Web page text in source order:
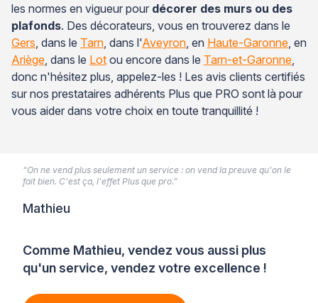
les normes en vigueur pour décorer des murs ou des
plafonds. Des décorateurs, vous en trouverez dans le
Gers, dans le Tarn, dans l'Aveyron, en Haute-Garonne, en
Ariège, dans le Lot ou encore dans le Tarn-et-Garonne,
donc n'hésitez plus, appelez-les ! Les avis clients certifiés
sur nos prestataires adhérents Plus que PRO sont là pour
vous aider dans votre choix en toute tranquillité !
Comme Mathieu, vendez vous aussi plus
qu'un service, vendez votre excellence !
“On ne vend plus seulement un service : on vend la preuve qu'on le
fait bien. C'est ça, l'effet Plus que pro.”
Mathieu